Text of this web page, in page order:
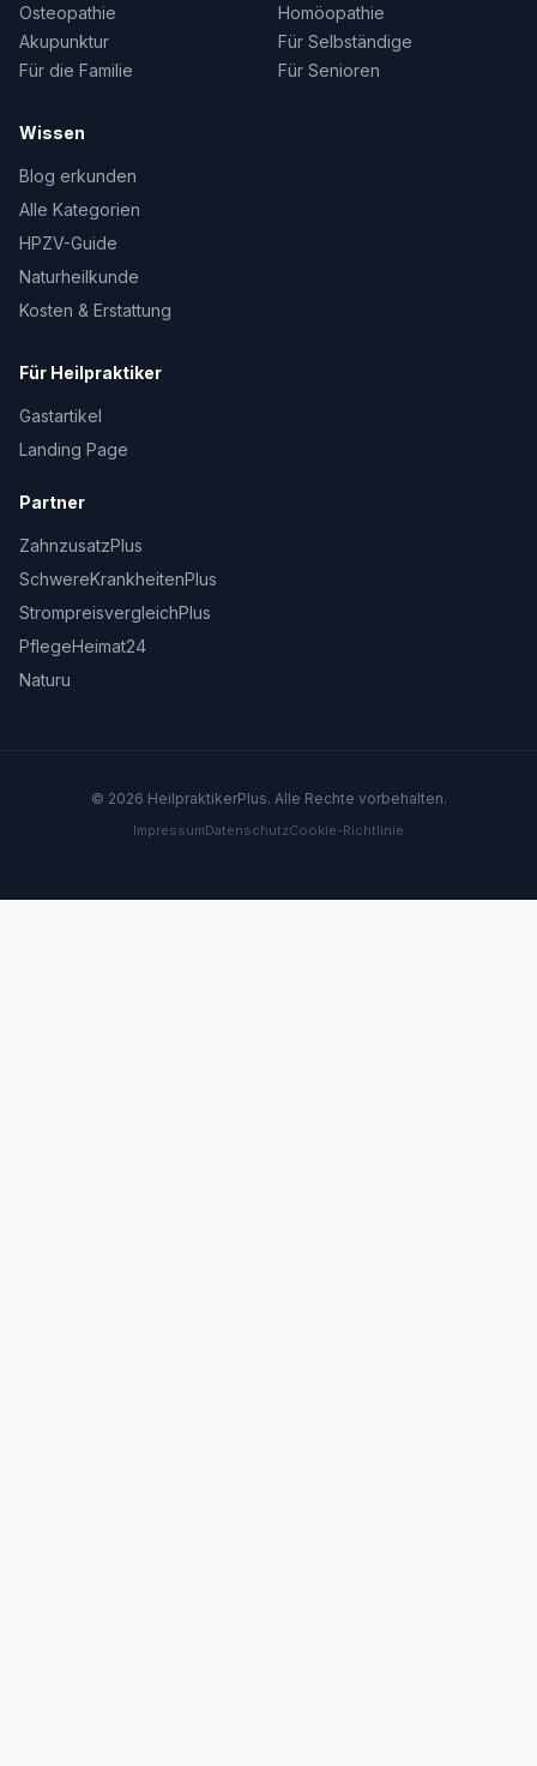
Osteopathie
Homöopathie
Akupunktur
Für Selbständige
Für die Familie
Für Senioren
Wissen
Blog erkunden
Alle Kategorien
HPZV-Guide
Naturheilkunde
Kosten & Erstattung
Für Heilpraktiker
Gastartikel
Landing Page
Partner
ZahnzusatzPlus
SchwereKrankheitenPlus
StrompreisvergleichPlus
PflegeHeimat24
Naturu
© 2026 HeilpraktikerPlus. Alle Rechte vorbehalten.
ImpressumDatenschutzCookie-Richtlinie